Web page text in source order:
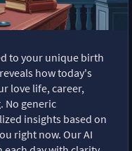
to your unique birth
how today's
love life, career,
No generic
insights based on
right now. Our AI